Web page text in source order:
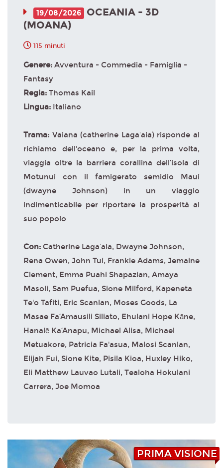
19/08/2026
OCEANIA - 3D
(MOANA)
115 minuti
Genere: Avventura - Commedia - Famiglia -
Fantasy
Regia: Thomas Kail
Lingua: Italiano
Trama: Vaiana (catherine Lagaʻaia) risponde al
richiamo dell'oceano e, per la prima volta,
viaggia oltre la barriera corallina dell’isola di
Motunui con il famigerato semidio Maui
(dwayne Johnson) in un viaggio
indimenticabile per riportare la prosperità al
suo popolo
Con: Catherine Lagaʻaia, Dwayne Johnson,
Rena Owen, John Tui, Frankie Adams, Jemaine
Clement, Emma Puahi Shapazian, Amaya
Masoli, Sam Puefua, Sione Milford, Kapeneta
Te'o Tafiti, Eric Scanlan, Moses Goods, La
Masae Fa‘Amausili Siliato, Ehulani Hope Kāne,
Hanalē Ka‘Anapu, Michael Alisa, Michael
Metuakore, Patricia Fa'asua, Malosi Scanlan,
Elijah Fui, Sione Kite, Pisila Kioa, Huxley Hiko,
Eli Matthew Lauvao Lutali, Tealoha Hokulani
Carrera, Joe Momoa
PRIMA VISIONE